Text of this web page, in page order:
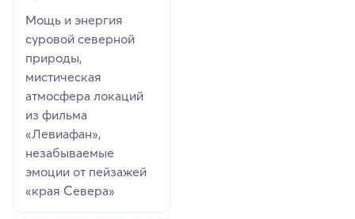
Мощь и энергия
суровой северной
природы,
мистическая
атмосфера локаций
из фильма
«Левиафан»,
незабываемые
эмоции от пейзажей
«края Севера»